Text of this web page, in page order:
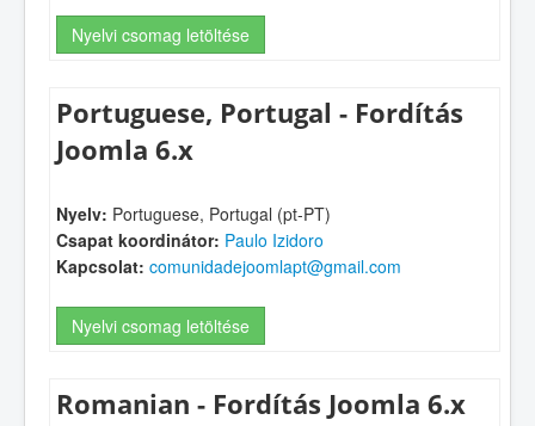
Nyelvi csomag letöltése
Portuguese, Portugal - Fordítás
Joomla 6.x
Nyelv: Portuguese, Portugal (pt-PT)
Csapat koordinátor: Paulo Izidoro
Kapcsolat: comunidadejoomlapt@gmail.com
Nyelvi csomag letöltése
Romanian - Fordítás Joomla 6.x